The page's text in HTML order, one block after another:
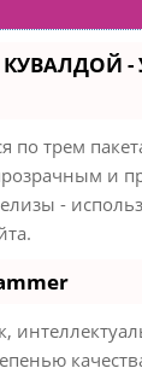
-
по трем
и
-